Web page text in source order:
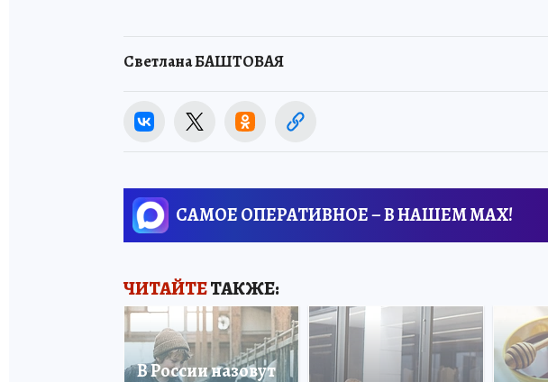
Светлана БАШТОВАЯ
САМОЕ ОПЕРАТИВНОЕ – В НАШЕМ MAX!
ЧИТАЙТЕТАКЖЕ:
В России назовут